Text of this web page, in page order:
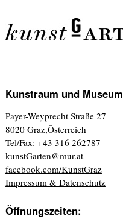
Kunstraum und Museum
Payer-Weyprecht Straße 27
8020 Graz,Österreich
Tel/Fax: +43 316 262787
kunstGarten@mur.at
facebook.com/KunstGraz
Impressum & Datenschutz
Öffnungszeiten: